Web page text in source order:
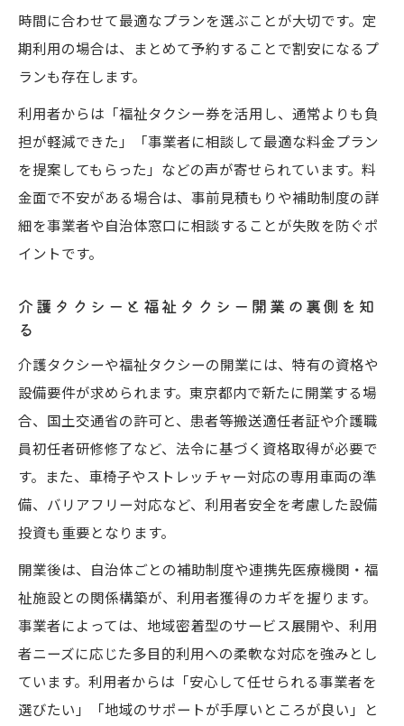
時間に合わせて最適なプランを選ぶことが大切です。定
期利用の場合は、まとめて予約することで割安になるプ
ランも存在します。
利用者からは「福祉タクシー券を活用し、通常よりも負
担が軽減できた」「事業者に相談して最適な料金プラン
を提案してもらった」などの声が寄せられています。料
金面で不安がある場合は、事前見積もりや補助制度の詳
細を事業者や自治体窓口に相談することが失敗を防ぐポ
イントです。
介護タクシーと福祉タクシー開業の裏側を知
る
介護タクシーや福祉タクシーの開業には、特有の資格や
設備要件が求められます。東京都内で新たに開業する場
合、国土交通省の許可と、患者等搬送適任者証や介護職
員初任者研修修了など、法令に基づく資格取得が必要で
す。また、車椅子やストレッチャー対応の専用車両の準
備、バリアフリー対応など、利用者安全を考慮した設備
投資も重要となります。
開業後は、自治体ごとの補助制度や連携先医療機関・福
祉施設との関係構築が、利用者獲得のカギを握ります。
事業者によっては、地域密着型のサービス展開や、利用
者ニーズに応じた多目的利用への柔軟な対応を強みとし
ています。利用者からは「安心して任せられる事業者を
選びたい」「地域のサポートが手厚いところが良い」と